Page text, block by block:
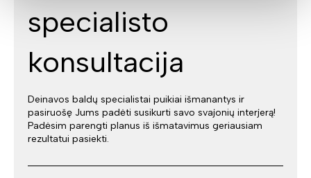
specialisto
konsultacija
Deinavos baldų specialistai puikiai išmanantys ir
pasiruošę Jums padėti susikurti savo svajonių interjerą!
Padėsim parengti planus iš išmatavimus geriausiam
rezultatui pasiekti.